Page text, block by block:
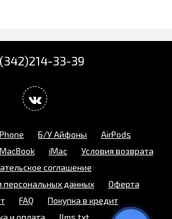
33-39
Б/У Айфоны
AirPods
MacBook iMac
Условия возврата
соглашение
персональных данных
Оферта
FAQ
Покупка в кредит
и оплата
llms.txt